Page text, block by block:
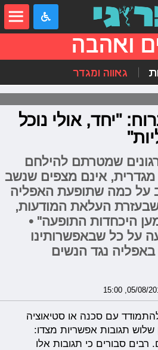
ואהבה
גאווה ומגדר
"יחד, אולי נוכל
שמטרתם להילחם
מגדרית, אינם מצפים שנשב
על כמה שתופעת האפליה
שבעזרת העלאת המודעות,
היכחדות התופעה" •
על כל שבאפשרותינו
נגד הנשים
עם סכנה או סטיאוציה
תגובות אפשריות מצדו:
סבורים כי תגובות אלו